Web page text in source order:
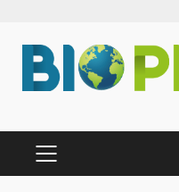
Inhalt
springen
PRIMÄRES
MENÜ